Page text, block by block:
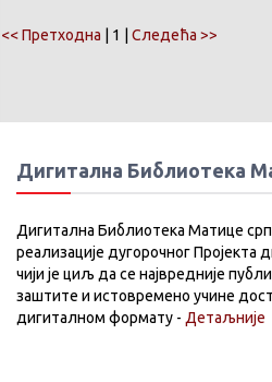
<< Претходна | 1 | Следећа >>
Дигитална Библиотека
Дигитална Библиотека Матице
реализације дугорочног Пројекта
чији је циљ да се највредније
заштите и истовремено учине
дигиталном формату - Детаљније